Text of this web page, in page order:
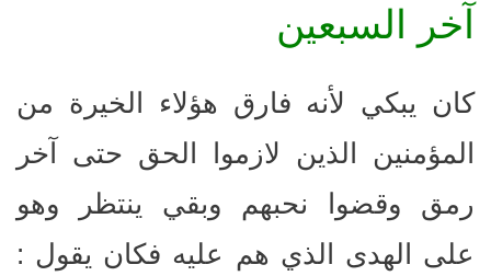
آخر السبعين
كان يبكي لأنه فارق هؤلاء الخيرة من
المؤمنين الذين لازموا الحق حتى آخر
رمق وقضوا نحبهم وبقي ينتظر وهو
على الهدى الذي هم عليه فكان يقول :